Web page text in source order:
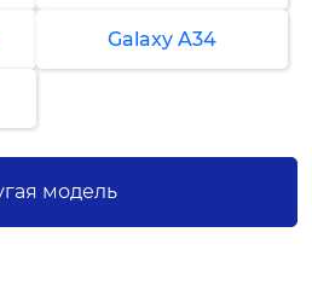
Galaxy A34
модель